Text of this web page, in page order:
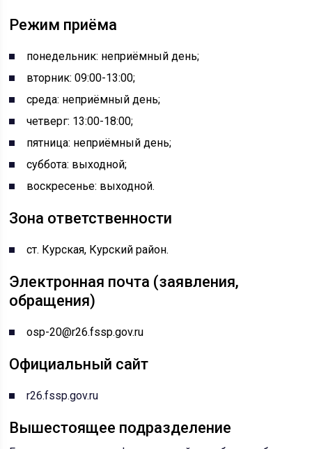
Режим приёма
понедельник: неприёмный день;
вторник: 09:00-13:00;
среда: неприёмный день;
четверг: 13:00-18:00;
пятница: неприёмный день;
суббота: выходной;
воскресенье: выходной.
Зона ответственности
ст. Курская, Курский район.
Электронная почта (заявления,
обращения)
osp-20@r26.fssp.gov.ru
Официальный сайт
r26.fssp.gov.ru
Вышестоящее подразделение